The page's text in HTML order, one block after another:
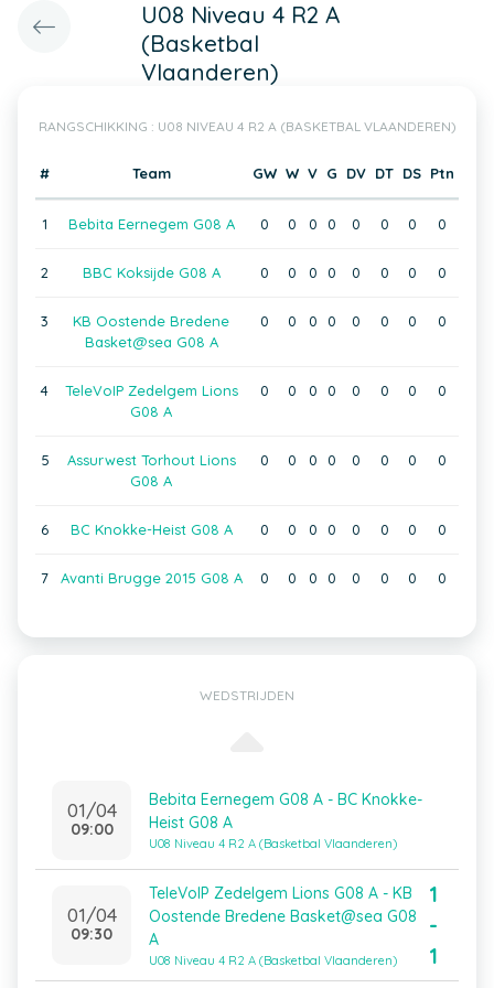
U08 Niveau 4 R2 A
(Basketbal
Vlaanderen)
RANGSCHIKKING : U08 NIVEAU 4 R2 A (BASKETBAL VLAANDEREN)
# Team GW W V G DV DT DS Ptn
1 Bebita Eernegem G08 A 0 0 0 0 0 0 0 0
2 BBC Koksijde G08 A 0 0 0 0 0 0 0 0
3
KB Oostende Bredene
Basket@sea G08 A
0 0 0 0 0 0 0 0
4
TeleVoIP Zedelgem Lions
G08 A
0 0 0 0 0 0 0 0
5
Assurwest Torhout Lions
G08 A
0 0 0 0 0 0 0 0
6 BC Knokke-Heist G08 A 0 0 0 0 0 0 0 0
7 Avanti Brugge 2015 G08 A 0 0 0 0 0 0 0 0
WEDSTRIJDEN
01/04
09:00
Bebita Eernegem G08 A - BC Knokke-
Heist G08 A
U08 Niveau 4 R2 A (Basketbal Vlaanderen)
01/04
09:30
TeleVoIP Zedelgem Lions G08 A - KB
Oostende Bredene Basket@sea G08
A
U08 Niveau 4 R2 A (Basketbal Vlaanderen)
1
-
1